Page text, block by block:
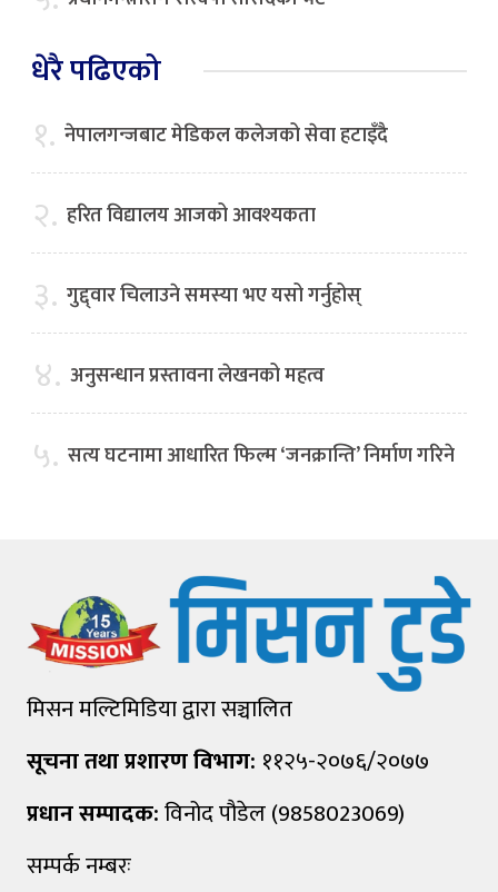
धेरै पढिएको
१. नेपालगन्जबाट मेडिकल कलेजको सेवा हटाइँदै
२. हरित विद्यालय आजको आवश्यकता
३. गुद्द्वार चिलाउने समस्या भए यसो गर्नुहोस्
४. अनुसन्धान प्रस्तावना लेखनको महत्व
५. सत्य घटनामा आधारित फिल्म ‘जनक्रान्ति’ निर्माण गरिने
मिसन मल्टिमिडिया द्वारा सञ्चालित
सूचना तथा प्रशारण विभाग: ११२५-२०७६/२०७७
प्रधान सम्पादक:विनोद पौडेल (9858023069)
सम्पर्क नम्बरः